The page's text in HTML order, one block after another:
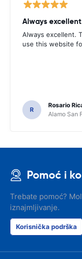
Always
Always excellent.
use this website
R
Rosario
Alamo San
Pomoć i
Trebate pomoć?
iznajmljivanje.
Korisnička podrška